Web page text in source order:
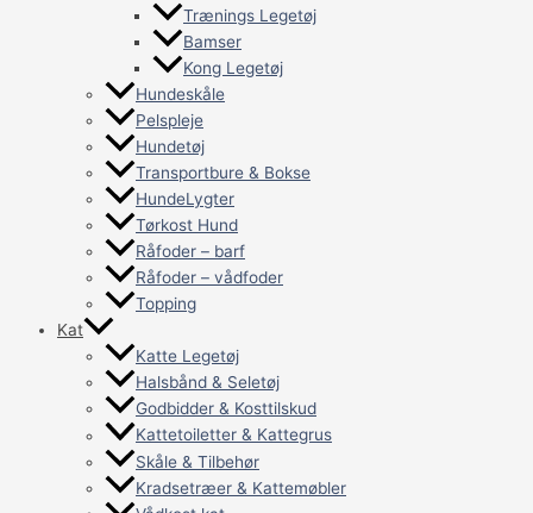
Trænings Legetøj
Bamser
Kong Legetøj
Hundeskåle
Pelspleje
Hundetøj
Transportbure & Bokse
HundeLygter
Tørkost Hund
Råfoder – barf
Råfoder – vådfoder
Topping
Kat
Katte Legetøj
Halsbånd & Seletøj
Godbidder & Kosttilskud
Kattetoiletter & Kattegrus
Skåle & Tilbehør
Kradsetræer & Kattemøbler